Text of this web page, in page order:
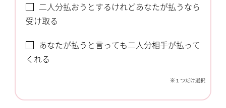
二人分払おうとするけれどあなたが払うなら
受け取る
あなたが払うと言っても二人分相手が払って
くれる
※１つだけ選択